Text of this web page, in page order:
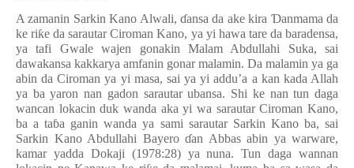
A zamanin Sarkin Kano Alwali, ɗansa da ake kira Ɗanmama da
ke riƙe da sarautar Ciroman Kano, ya yi hawa tare da baradensa,
ya tafi Gwale wajen gonakin Malam Abdullahi Suka, sai
dawakansa kakkarya amfanin gonar malamin. Da malamin ya ga
abin da Ciroman ya yi masa, sai ya yi addu’a a kan kada Allah
ya ba yaron nan gadon sarautar ubansa. Shi ke nan tun daga
wancan lokacin duk wanda aka yi wa sarautar Ciroman Kano,
ba a taɓa ganin wanda ya sami sarautar Sarkin Kano ba, sai
Sarkin Kano Abdullahi Bayero ɗan Abbas abin ya warware,
kamar yadda Dokaji (1978:28) ya nuna. Tun daga wannan